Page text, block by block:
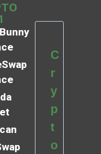
C
r
y
p
t
o